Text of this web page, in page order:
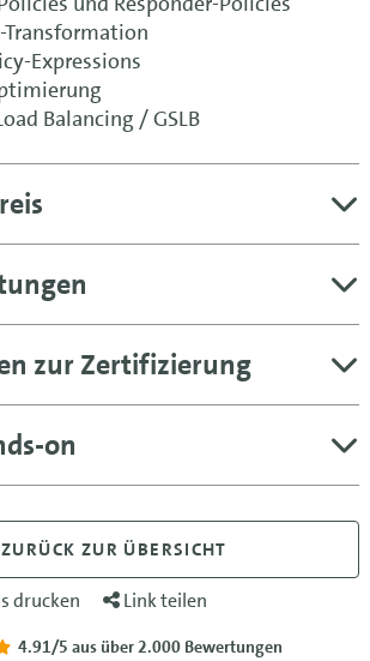
Transformation
Expressions
Balancing / GSLB
zur Zertifizierung
on
ZURÜCK ZUR ÜBERSICHT
drucken Link teilen
4.91/5 aus über 2.000 Bewertungen